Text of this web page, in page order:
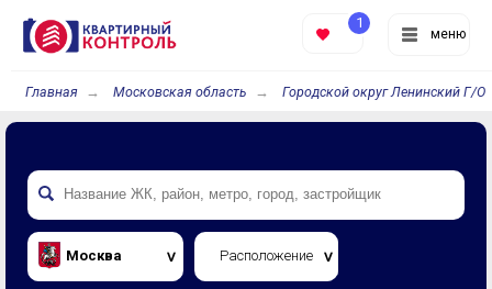
меню
1
Главная Московская область Городской округ Ленинский Г/О
Москва Расположение